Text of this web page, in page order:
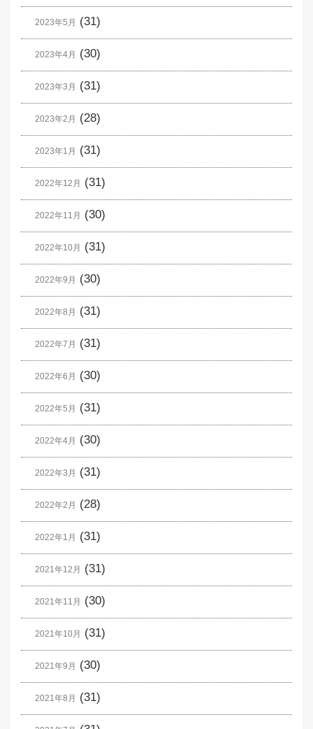
2023年5月 (31)
2023年4月 (30)
2023年3月 (31)
2023年2月 (28)
2023年1月 (31)
2022年12月 (31)
2022年11月 (30)
2022年10月 (31)
2022年9月 (30)
2022年8月 (31)
2022年7月 (31)
2022年6月 (30)
2022年5月 (31)
2022年4月 (30)
2022年3月 (31)
2022年2月 (28)
2022年1月 (31)
2021年12月 (31)
2021年11月 (30)
2021年10月 (31)
2021年9月 (30)
2021年8月 (31)